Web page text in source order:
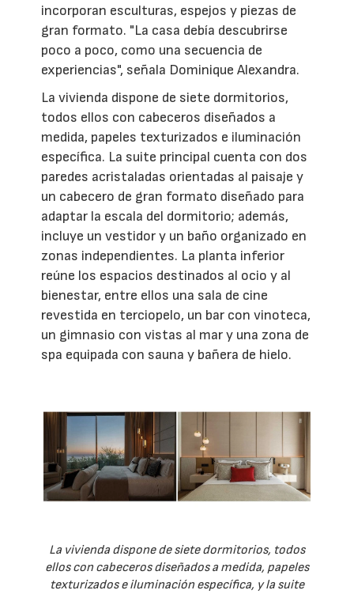
incorporan esculturas, espejos y piezas de
gran formato. "La casa debía descubrirse
poco a poco, como una secuencia de
experiencias", señala Dominique Alexandra.
La vivienda dispone de siete dormitorios,
todos ellos con cabeceros diseñados a
medida, papeles texturizados e iluminación
específica. La suite principal cuenta con dos
paredes acristaladas orientadas al paisaje y
un cabecero de gran formato diseñado para
adaptar la escala del dormitorio; además,
incluye un vestidor y un baño organizado en
zonas independientes. La planta inferior
reúne los espacios destinados al ocio y al
bienestar, entre ellos una sala de cine
revestida en terciopelo, un bar con vinoteca,
un gimnasio con vistas al mar y una zona de
spa equipada con sauna y bañera de hielo.
La vivienda dispone de siete dormitorios, todos
ellos con cabeceros diseñados a medida, papeles
texturizados e iluminación específica, y la suite